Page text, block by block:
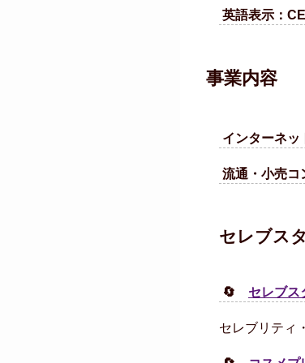
英語表示：
事業内容
インターネッ
流通・小売コ
セレブス
🔄 セレブス
セレブリティ